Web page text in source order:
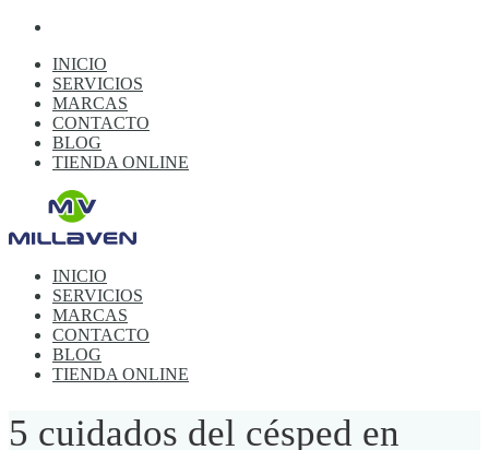
INICIO
SERVICIOS
MARCAS
CONTACTO
BLOG
TIENDA ONLINE
INICIO
SERVICIOS
MARCAS
CONTACTO
BLOG
TIENDA ONLINE
5 cuidados del césped en